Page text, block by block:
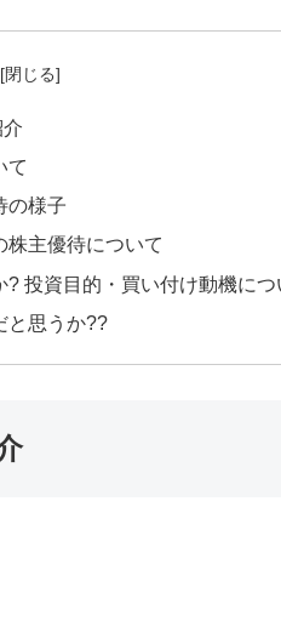
て
の様子
株主優待について
投資目的・買い付け動機につ
と思うか??